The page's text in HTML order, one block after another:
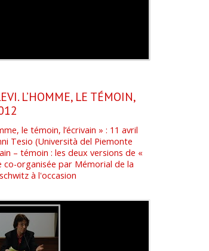
L’HOMME, LE TÉMOIN,
le témoin, l’écrivain » : 11 avril
Tesio (Università del Piemonte
– témoin : les deux versions de «
co-organisée par Mémorial de la
à l'occasion